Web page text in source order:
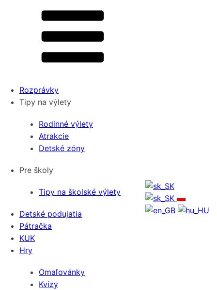
Rozprávky
Tipy na výlety
Rodinné výlety
Atrakcie
Detské zóny
Pre školy
Tipy na školské výlety
Detské podujatia
Pátračka
KUK
Hry
Omaľovánky
Kvízy